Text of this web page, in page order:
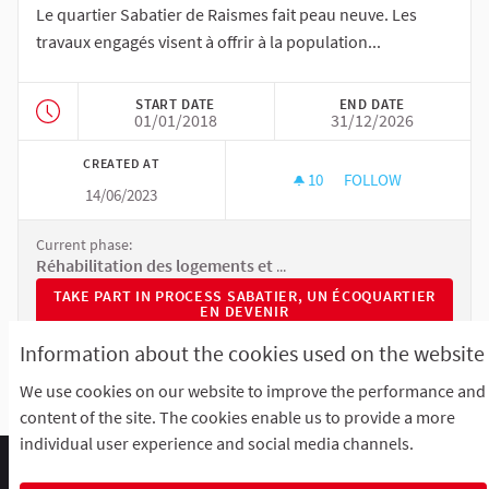
Information about the cookies used on the website
We use cookies on our website to improve the performance and
content of the site. The cookies enable us to provide a more
individual user experience and social media channels.
Le quartier Sabatier de Raismes fait peau neuve. Les
travaux engagés visent à offrir à la population...
START DATE
01/01/2018
END DATE
31/12/2026
CREATED AT
14/06/2023
10 10 FOLLOWERS
FOLLOW
Current phase:
Réhabilitation des logements et requalification des espaces publics
TAKE PART IN PROCESS SABATIER, UN ÉCOQUARTIER EN
TAKE PART IN PROCESS SABATIER, UN ÉCOQUARTIER
EN DEVENIR